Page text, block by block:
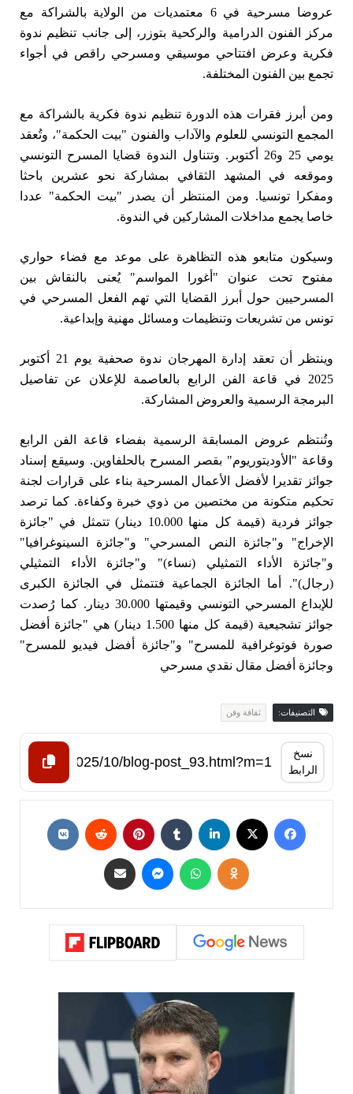
عروضا مسرحية في 6 معتمديات من الولاية بالشراكة مع
مركز الفنون الدرامية والركحية بتوزر، إلى جانب تنظيم ندوة
فكرية وعرض افتتاحي موسيقي ومسرحي راقص في أجواء
تجمع بين الفنون المختلفة.
ومن أبرز فقرات هذه الدورة تنظيم ندوة فكرية بالشراكة مع
المجمع التونسي للعلوم والآداب والفنون "بيت الحكمة"، وتُعقد
يومي 25 و26 أكتوبر. وتتناول الندوة قضايا المسرح التونسي
وموقعه في المشهد الثقافي بمشاركة نحو عشرين باحثا
ومفكرا تونسيا. ومن المنتظر أن يصدر "بيت الحكمة" عددا
خاصا يجمع مداخلات المشاركين في الندوة.
وسيكون متابعو هذه التظاهرة على موعد مع فضاء حواري
مفتوح تحت عنوان "أغورا المواسم" يُعنى بالنقاش بين
المسرحيين حول أبرز القضايا التي تهم الفعل المسرحي في
تونس من تشريعات وتنظيمات ومسائل مهنية وإبداعية.
وينتظر أن تعقد إدارة المهرجان ندوة صحفية يوم 21 أكتوبر
2025 في قاعة الفن الرابع بالعاصمة للإعلان عن تفاصيل
البرمجة الرسمية والعروض المشاركة.
وتُنتظم عروض المسابقة الرسمية بفضاء قاعة الفن الرابع
وقاعة "الأوديتوريوم" بقصر المسرح بالحلفاوين. وسيقع إسناد
جوائز تقديرا لأفضل الأعمال المسرحية بناء على قرارات لجنة
تحكيم متكونة من مختصين من ذوي خبرة وكفاءة. كما ترصد
جوائز فردية (قيمة كل منها 10.000 دينار) تتمثل في "جائزة
الإخراج" و"جائزة النص المسرحي" و"جائزة السينوغرافيا"
و"جائزة الأداء التمثيلي (نساء)" و"جائزة الأداء التمثيلي
(رجال)". أما الجائزة الجماعية فتتمثل في الجائزة الكبرى
للإبداع المسرحي التونسي وقيمتها 30.000 دينار. كما رُصدت
جوائز تشجيعية (قيمة كل منها 1.500 دينار) هي "جائزة أفضل
صورة فوتوغرافية للمسرح" و"جائزة أفضل فيديو للمسرح"
وجائزة أفضل مقال نقدي مسرحي
التصنيفات: ثقافة وفن
نسخ
الرابط